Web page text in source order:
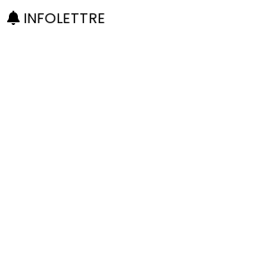
INFOLETTRE